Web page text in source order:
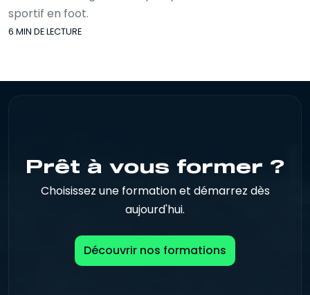
sportif en foot.
6 MIN DE LECTURE
Prêt à vous former ?
Choisissez une formation et démarrez dès
aujourd'hui.
Découvrir nos formations